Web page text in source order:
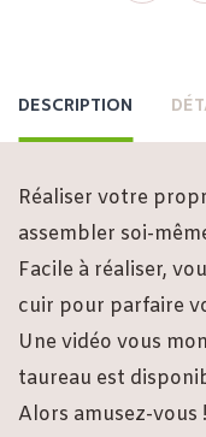
DESCRIPTION
Réaliser votre
assembler soi-
Facile à réaliser,
cuir pour parfaire
Une vidéo vous
taureau est
Alors amusez-vous !